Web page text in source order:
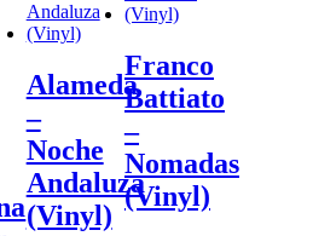
Alameda
–
Noche
Andaluza
(Vinyl)
Franco
Battiato
–
Nomadas
(Vinyl)